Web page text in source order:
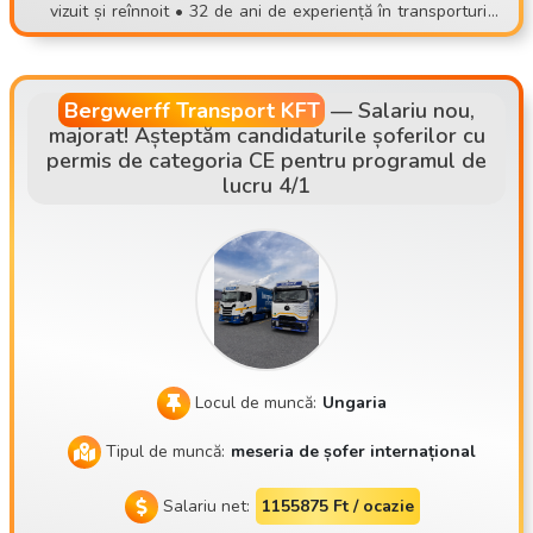
săturat de încărcări, de locuri de muncă nesigure sau de mu
ncă imprevizibilă, alătură-te unei echipe stabile! 📞 Înscriere:
m să aplici doar dacă poți veni cu adevărat la o întâlnire per
sonală!
vizuit și reînnoit • 32 de ani de experiență în transporturi •
Plecare din sediul companiei, în sistem cu șoferi permanenți
• Principalele rute: AT, DE, NL, SK, CZ
Bergwerff Transport KFT — Salariu nou,
majorat! Așteptăm candidaturile șoferilor cu
permis de categoria CE pentru programul de
lucru 4/1
Locul de muncă: Ungaria
Tipul de muncă: meseria de șofer internațional
Salariu net: 1155875 Ft / ocazie